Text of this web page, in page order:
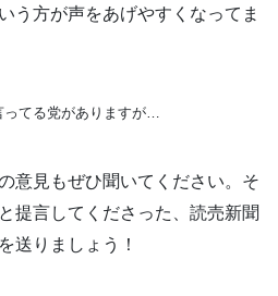
う方が声をあげやすくなってま
ってる党がありますが…
意見もぜひ聞いてください。そ
提言してくださった、読売新聞
送りましょう！